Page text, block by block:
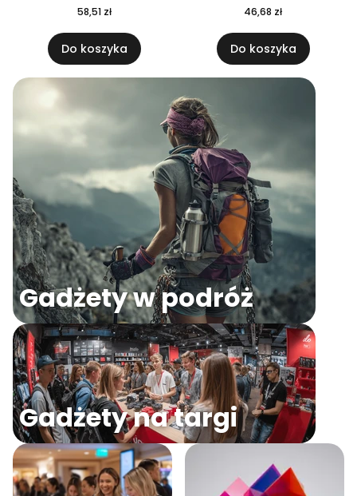
58,51 zł
Do koszyka
46,68 zł
Do koszyka
Gadżety w podróż
Gadżety na targi